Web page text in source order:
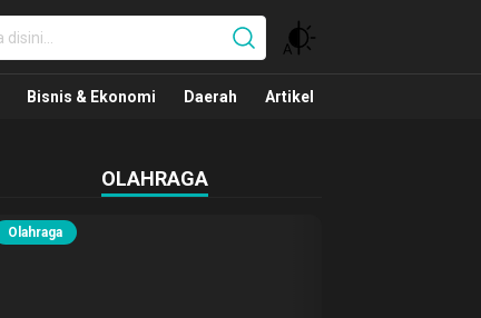
Bisnis & Ekonomi Daerah Artikel
OLAHRAGA
Olahraga